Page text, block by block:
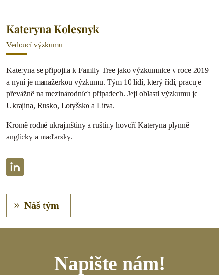
Kateryna Kolesnyk
Vedoucí výzkumu
Kateryna se připojila k Family Tree jako výzkumnice v roce 2019
a nyní je manažerkou výzkumu. Tým 10 lidí, který řídí, pracuje
převážně na mezinárodních případech. Její oblastí výzkumu je
Ukrajina, Rusko, Lotyšsko a Litva.
Kromě rodné ukrajinštiny a ruštiny hovoří Kateryna plynně
anglicky a maďarsky.
Náš tým
Napište nám!